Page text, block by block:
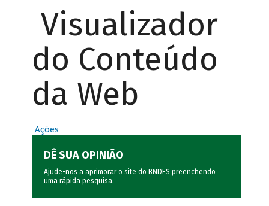
Visualizador
do Conteúdo
da Web
Ações
DÊ SUA OPINIÃO
Ajude-nos a aprimorar o site do BNDES preenchendo
uma rápida pesquisa.